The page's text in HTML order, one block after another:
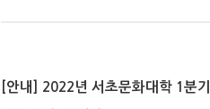
[안내] 2022년 서초문화대학 1분